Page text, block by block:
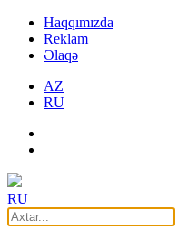
Haqqımızda
Reklam
Əlaqə
AZ
RU
RU